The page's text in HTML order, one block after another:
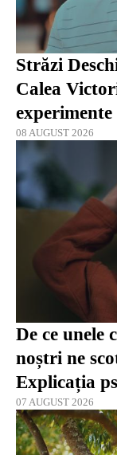
Străzi
Calea
08 AUGUST 2026
De ce unele
noștri ne
Explicația
07 AUGUST 2026